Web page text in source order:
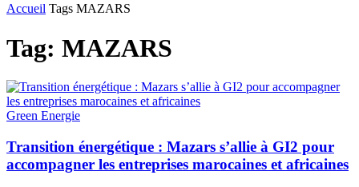
Accueil Tags MAZARS
Tag: MAZARS
Green Energie
Transition énergétique : Mazars s’allie à GI2 pour
accompagner les entreprises marocaines et africaines